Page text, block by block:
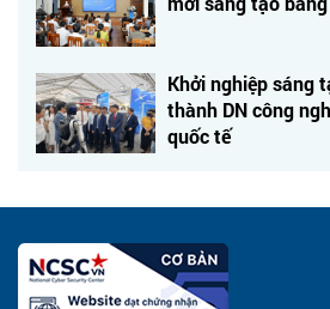
Khởi nghiệp sáng
thành DN công
quốc tế